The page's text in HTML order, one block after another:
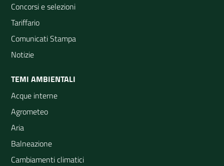
Concorsi e selezioni
Tariffario
Comunicati Stampa
Notizie
TEMI AMBIENTALI
Acque interne
Agrometeo
Aria
Balneazione
Cambiamenti climatici